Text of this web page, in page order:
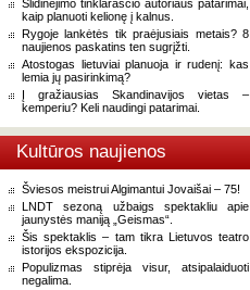
Slidinėjimo tinklaraščio autoriaus patarimai,
kaip planuoti kelionę į kalnus.
Rygoje lankėtės tik praėjusiais metais? 8
naujienos paskatins ten sugrįžti.
Atostogas lietuviai planuoja ir rudenį: kas
lemia jų pasirinkimą?
Į gražiausias Skandinavijos vietas –
kemperiu? Keli naudingi patarimai.
Kultūros naujienos
Šviesos meistrui Algimantui Jovaišai – 75!
LNDT sezoną užbaigs spektakliu apie
jaunystės maniją „Geismas“.
Šis spektaklis – tam tikra Lietuvos teatro
istorijos ekspozicija.
Populizmas stiprėja visur, atsipalaiduoti
negalima.